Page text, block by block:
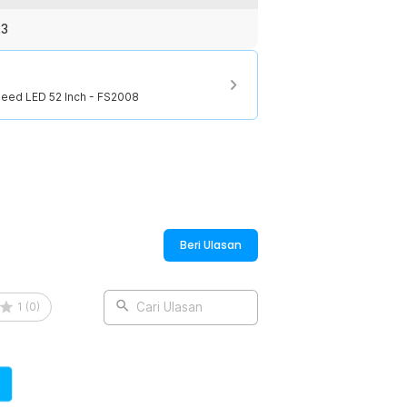
minimalis, modern, maupun
LED 52 Inch - FS2008
Beri Ulasan
1 (0) Cari Ulasan